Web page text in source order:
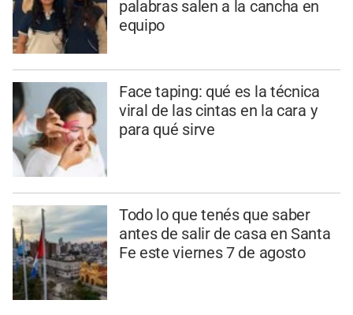
palabras salen a la cancha en
equipo
Face taping: qué es la técnica
viral de las cintas en la cara y
para qué sirve
Todo lo que tenés que saber
antes de salir de casa en Santa
Fe este viernes 7 de agosto